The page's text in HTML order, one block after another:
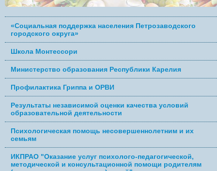
«Социальная поддержка населения Петрозаводского
городского округа»
Школа Монтессори
Министерство образования Республики Карелия
Профилактика Гриппа и ОРВИ
Результаты независимой оценки качества условий
образовательной деятельности
Психологическая помощь несовершеннолетним и их
семьям
ИКПРАО "Оказание услуг психолого-педагогической,
методической и консультационной помощи родителям